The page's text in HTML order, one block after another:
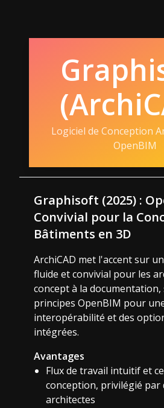
Logiciel de Conception
OpenBIM
Graphisoft (2025) :
Convivial pour la
Bâtiments en 3D
ArchiCAD met l'accent sur
fluide et convivial pour les
concept à la
principes OpenBIM pour
interopérabilité et des
intégrées.
Avantages
Flux de travail intuitif et
conception, privilégié par
architectes